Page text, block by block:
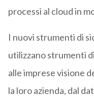
processi al cloud in
I nuovi strumenti di
utilizzano strumenti
alle imprese visione
la loro azienda, dal